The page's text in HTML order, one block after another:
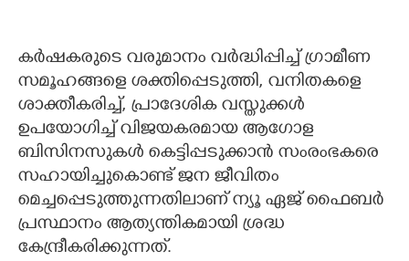
കർഷകരുടെ വരുമാനം വർദ്ധിപ്പിച്ച് ഗ്രാമീണ
സമൂഹങ്ങളെ ശക്തിപ്പെടുത്തി, വനിതകളെ
ശാക്തീകരിച്ച്, പ്രാദേശിക വസ്തുക്കൾ
ഉപയോഗിച്ച് വിജയകരമായ ആഗോള
ബിസിനസുകൾ കെട്ടിപ്പടുക്കാൻ സംരംഭകരെ
സഹായിച്ചുകൊണ്ട് ജന ജീവിതം
മെച്ചപ്പെടുത്തുന്നതിലാണ് ന്യൂ ഏജ് ഫൈബർ
പ്രസ്ഥാനം ആത്യന്തികമായി ശ്രദ്ധ
കേന്ദ്രീകരിക്കുന്നത്.